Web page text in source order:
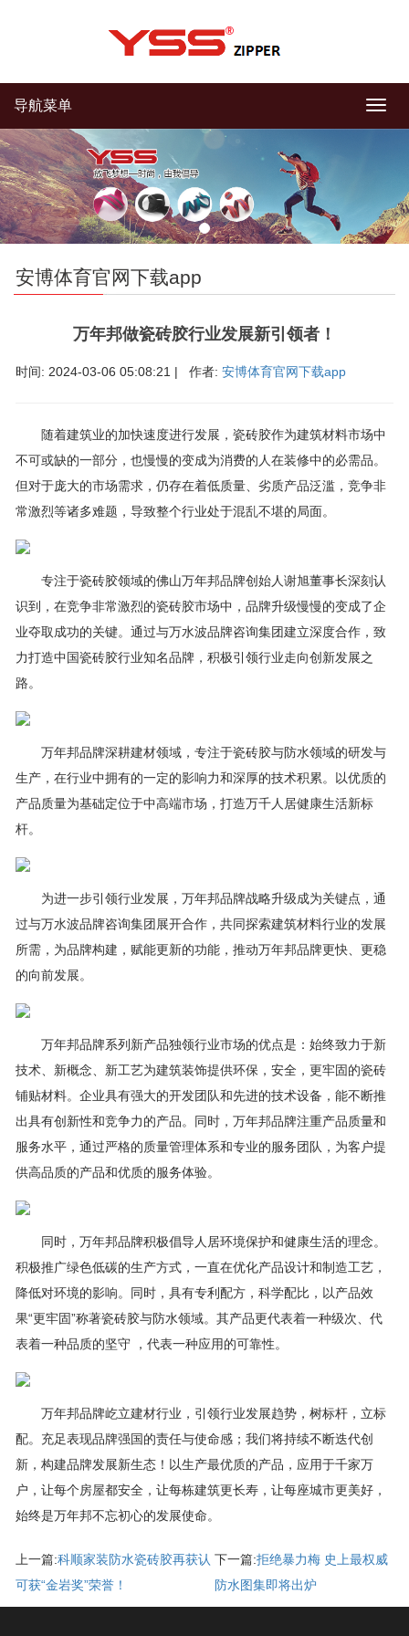
导
导航菜单
安博体育官网下载app
万年邦做瓷砖胶行业发展新引领者！
时间: 2024-03-06 05:08:21 | 作者: 安博体育官网下载app
随着建筑业的加快速度进行发展，瓷砖胶作为建筑材料市场中
不可或缺的一部分，也慢慢的变成为消费的人在装修中的必需品。
但对于庞大的市场需求，仍存在着低质量、劣质产品泛滥，竞争非
常激烈等诸多难题，导致整个行业处于混乱不堪的局面。
专注于瓷砖胶领域的佛山万年邦品牌创始人谢旭董事长深刻认
识到，在竞争非常激烈的瓷砖胶市场中，品牌升级慢慢的变成了企
业夺取成功的关键。通过与万水波品牌咨询集团建立深度合作，致
力打造中国瓷砖胶行业知名品牌，积极引领行业走向创新发展之
路。
万年邦品牌深耕建材领域，专注于瓷砖胶与防水领域的研发与
生产，在行业中拥有的一定的影响力和深厚的技术积累。以优质的
产品质量为基础定位于中高端市场，打造万千人居健康生活新标
杆。
为进一步引领行业发展，万年邦品牌战略升级成为关键点，通
过与万水波品牌咨询集团展开合作，共同探索建筑材料行业的发展
所需，为品牌构建，赋能更新的功能，推动万年邦品牌更快、更稳
的向前发展。
万年邦品牌系列新产品独领行业市场的优点是：始终致力于新
技术、新概念、新工艺为建筑装饰提供环保，安全，更牢固的瓷砖
铺贴材料。企业具有强大的开发团队和先进的技术设备，能不断推
出具有创新性和竞争力的产品。同时，万年邦品牌注重产品质量和
服务水平，通过严格的质量管理体系和专业的服务团队，为客户提
供高品质的产品和优质的服务体验。
同时，万年邦品牌积极倡导人居环境保护和健康生活的理念。
积极推广绿色低碳的生产方式，一直在优化产品设计和制造工艺，
降低对环境的影响。同时，具有专利配方，科学配比，以产品效
果“更牢固”称著瓷砖胶与防水领域。其产品更代表着一种级次、代
表着一种品质的坚守 ，代表一种应用的可靠性。
万年邦品牌屹立建材行业，引领行业发展趋势，树标杆，立标
配。充足表现品牌强国的责任与使命感；我们将持续不断迭代创
新，构建品牌发展新生态！以生产最优质的产品，应用于千家万
户，让每个房屋都安全，让每栋建筑更长寿，让每座城市更美好，
始终是万年邦不忘初心的发展使命。
上一篇:科顺家装防水瓷砖胶再获认
可获“金岩奖”荣誉！
下一篇:拒绝暴力梅 史上最权威
防水图集即将出炉